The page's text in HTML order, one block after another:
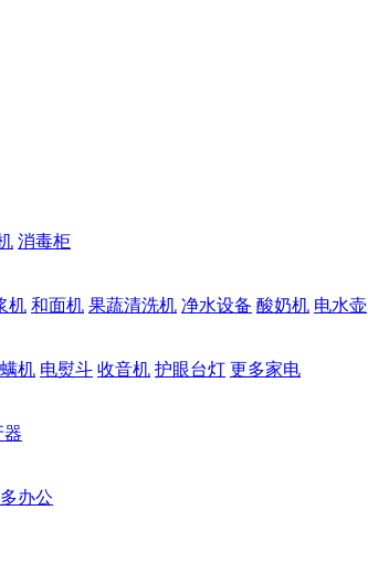
消毒柜
机 和面机 果蔬清洗机 净水设备 酸奶机 电水壶
机 电熨斗 收音机 护眼台灯 更多家电
器
办公